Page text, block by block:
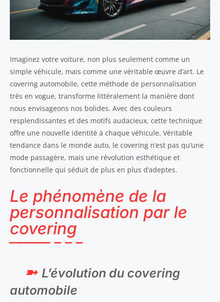
Imaginez votre voiture, non plus seulement comme un
simple véhicule, mais comme une véritable œuvre d’art. Le
covering automobile, cette méthode de personnalisation
très en vogue, transforme littéralement la manière dont
nous envisageons nos bolides. Avec des couleurs
resplendissantes et des motifs audacieux, cette technique
offre une nouvelle identité à chaque véhicule. Véritable
tendance dans le monde auto, le covering n’est pas qu’une
mode passagère, mais une révolution esthétique et
fonctionnelle qui séduit de plus en plus d’adeptes.
Le phénomène de la
personnalisation par le
covering
L’évolution du covering
automobile